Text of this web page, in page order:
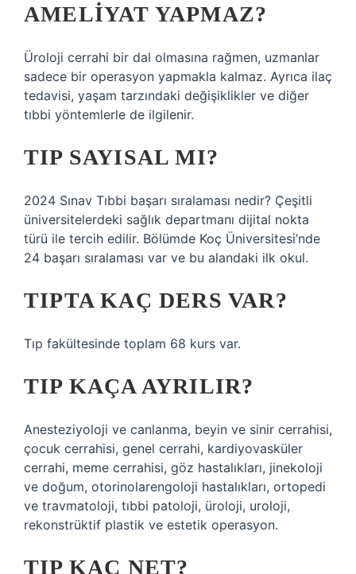
AMELIYAT YAPMAZ?
Üroloji cerrahi bir dal olmasına rağmen, uzmanlar
sadece bir operasyon yapmakla kalmaz. Ayrıca ilaç
tedavisi, yaşam tarzındaki değişiklikler ve diğer
tıbbi yöntemlerle de ilgilenir.
TIP SAYISAL MI?
2024 Sınav Tıbbi başarı sıralaması nedir? Çeşitli
üniversitelerdeki sağlık departmanı dijital nokta
türü ile tercih edilir. Bölümde Koç Üniversitesi’nde
24 başarı sıralaması var ve bu alandaki ilk okul.
TIPTA KAÇ DERS VAR?
Tıp fakültesinde toplam 68 kurs var.
TIP KAÇA AYRILIR?
Anesteziyoloji ve canlanma, beyin ve sinir cerrahisi,
çocuk cerrahisi, genel cerrahi, kardiyovasküler
cerrahi, meme cerrahisi, göz hastalıkları, jinekoloji
ve doğum, otorinolarengoloji hastalıkları, ortopedi
ve travmatoloji, tıbbi patoloji, üroloji, uroloji,
rekonstrüktif plastik ve estetik operasyon.
TIP KAÇ NET?